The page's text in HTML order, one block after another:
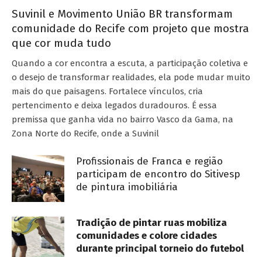
Suvinil e Movimento União BR transformam
comunidade do Recife com projeto que mostra
que cor muda tudo
Quando a cor encontra a escuta, a participação coletiva e
o desejo de transformar realidades, ela pode mudar muito
mais do que paisagens. Fortalece vínculos, cria
pertencimento e deixa legados duradouros. É essa
premissa que ganha vida no bairro Vasco da Gama, na
Zona Norte do Recife, onde a Suvinil
Profissionais de Franca e região
participam de encontro do Sitivesp
de pintura imobiliária
Tradição de pintar ruas mobiliza
comunidades e colore cidades
durante principal torneio do futebol